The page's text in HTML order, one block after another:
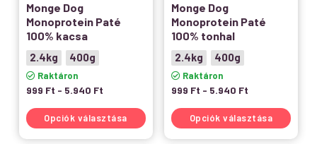
Monge Dog
Monoprotein Paté
100% kacsa
2.4kg 400g
Raktáron
999 Ft - 5.940 Ft
Opciók választása
Monge Dog
Monoprotein Paté
100% tonhal
2.4kg 400g
Raktáron
999 Ft - 5.940 Ft
Opciók választása